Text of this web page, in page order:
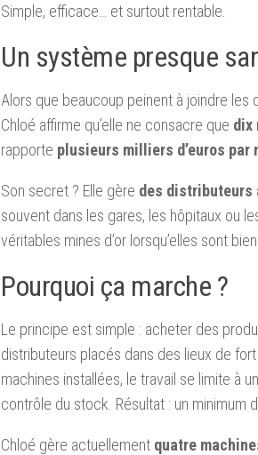
Simple, efficace… et surtout rentable.
Un système presque
Alors que beaucoup peinent à joindre
Chloé affirme qu’elle ne consacre que dix
rapporte plusieurs milliers d’euros par
Son secret ? Elle gère des distributeurs
souvent dans les gares, les hôpitaux ou
véritables mines d’or lorsqu’elles sont
Pourquoi ça marche ?
Le principe est simple : acheter des
distributeurs placés dans des lieux de
machines installées, le travail se limite à
contrôle du stock. Résultat : un minimum
Chloé gère actuellement quatre